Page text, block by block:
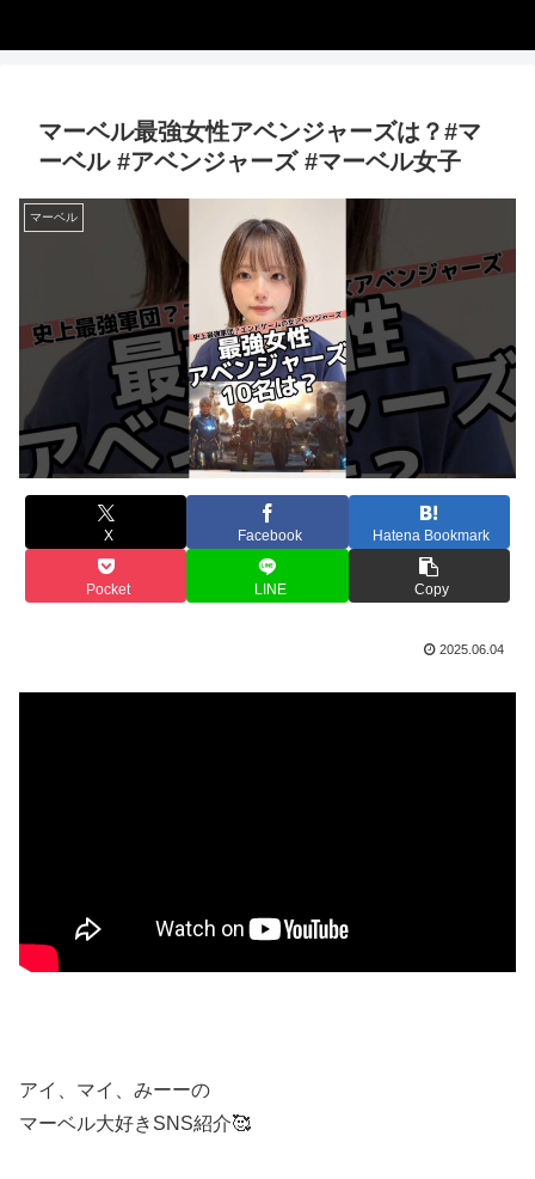
マーベル最強女性アベンジャーズは？#マ
ーベル #アベンジャーズ #マーベル女子
マーベル
X Facebook Hatena Bookmark
Pocket LINE Copy
2025.06.04
アイ、マイ、みーーの
マーベル大好きSNS紹介🥰